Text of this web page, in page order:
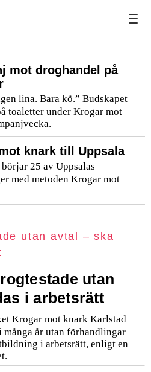
mot droghandel på
lina. Bara kö.” Budskapet
toaletter under Krogar mot
knark till Uppsala
25 av Uppsalas
med metoden Krogar mot
utan
i arbetsrätt
Krogar mot knark Karlstad
många år utan förhandlingar
i arbetsrätt, enligt en